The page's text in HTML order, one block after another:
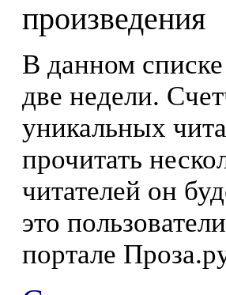
произведения
В данном
две недели.
уникальных
прочитать
читателей он
это
портале